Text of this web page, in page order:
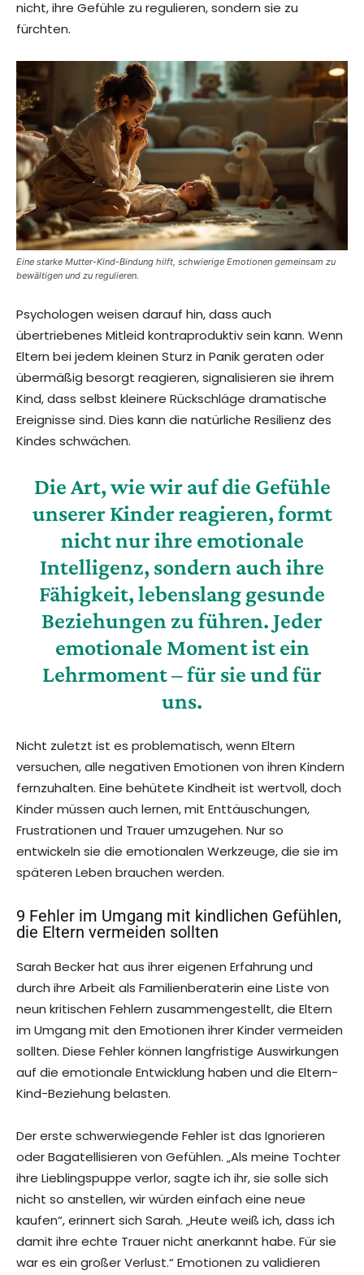
nicht, ihre Gefühle zu regulieren, sondern sie zu
fürchten.
Eine starke Mutter-Kind-Bindung hilft, schwierige Emotionen gemeinsam zu
bewältigen und zu regulieren.
Psychologen weisen darauf hin, dass auch
übertriebenes Mitleid kontraproduktiv sein kann. Wenn
Eltern bei jedem kleinen Sturz in Panik geraten oder
übermäßig besorgt reagieren, signalisieren sie ihrem
Kind, dass selbst kleinere Rückschläge dramatische
Ereignisse sind. Dies kann die natürliche Resilienz des
Kindes schwächen.
Die Art, wie wir auf die Gefühle
unserer Kinder reagieren, formt
nicht nur ihre emotionale
Intelligenz, sondern auch ihre
Fähigkeit, lebenslang gesunde
Beziehungen zu führen. Jeder
emotionale Moment ist ein
Lehrmoment – für sie und für
uns.
Nicht zuletzt ist es problematisch, wenn Eltern
versuchen, alle negativen Emotionen von ihren Kindern
fernzuhalten. Eine behütete Kindheit ist wertvoll, doch
Kinder müssen auch lernen, mit Enttäuschungen,
Frustrationen und Trauer umzugehen. Nur so
entwickeln sie die emotionalen Werkzeuge, die sie im
späteren Leben brauchen werden.
9 Fehler im Umgang mit kindlichen Gefühlen,
die Eltern vermeiden sollten
Sarah Becker hat aus ihrer eigenen Erfahrung und
durch ihre Arbeit als Familienberaterin eine Liste von
neun kritischen Fehlern zusammengestellt, die Eltern
im Umgang mit den Emotionen ihrer Kinder vermeiden
sollten. Diese Fehler können langfristige Auswirkungen
auf die emotionale Entwicklung haben und die Eltern-
Kind-Beziehung belasten.
Der erste schwerwiegende Fehler ist das Ignorieren
oder Bagatellisieren von Gefühlen. „Als meine Tochter
ihre Lieblingspuppe verlor, sagte ich ihr, sie solle sich
nicht so anstellen, wir würden einfach eine neue
kaufen“, erinnert sich Sarah. „Heute weiß ich, dass ich
damit ihre echte Trauer nicht anerkannt habe. Für sie
war es ein großer Verlust.“ Emotionen zu validieren